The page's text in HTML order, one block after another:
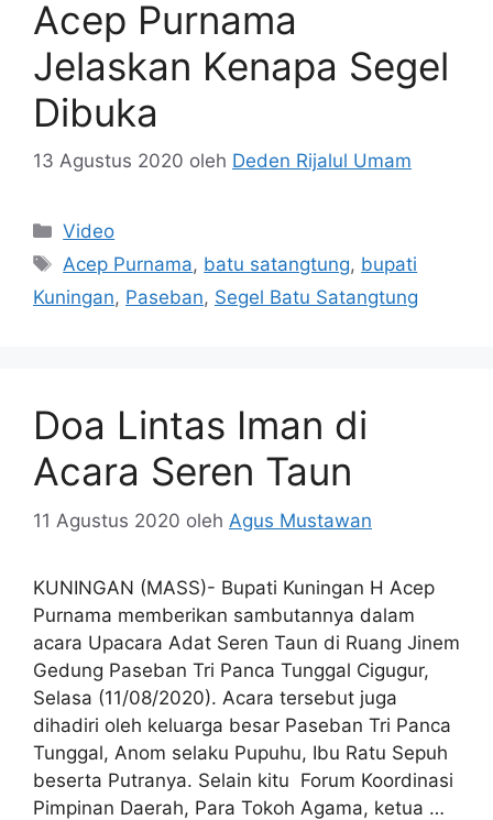
Acep Purnama
Jelaskan Kenapa Segel
Dibuka
13 Agustus 2020 oleh Deden Rijalul Umam
Kategori
Video
Tag
Acep Purnama, batu satangtung, bupati
Kuningan, Paseban, Segel Batu Satangtung
Doa Lintas Iman di
Acara Seren Taun
11 Agustus 2020 oleh Agus Mustawan
KUNINGAN (MASS)- Bupati Kuningan H Acep
Purnama memberikan sambutannya dalam
acara Upacara Adat Seren Taun di Ruang Jinem
Gedung Paseban Tri Panca Tunggal Cigugur,
Selasa (11/08/2020). Acara tersebut juga
dihadiri oleh keluarga besar Paseban Tri Panca
Tunggal, Anom selaku Pupuhu, Ibu Ratu Sepuh
beserta Putranya. Selain kitu Forum Koordinasi
Pimpinan Daerah, Para Tokoh Agama, ketua …